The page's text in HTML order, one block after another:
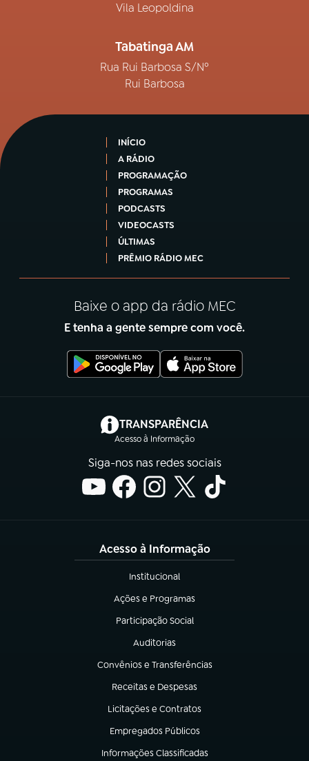
Vila Leopoldina
Tabatinga AM
Rua Rui Barbosa S/Nº
Rui Barbosa
INÍCIO
A RÁDIO
PROGRAMAÇÃO
PROGRAMAS
PODCASTS
VIDEOCASTS
ÚLTIMAS
PRÊMIO RÁDIO MEC
Baixe o app da rádio MEC
E tenha a gente sempre com você.
TRANSPARÊNCIA
Acesso à Informação
(abre em nova aba)
Siga-nos nas redes sociais
Acesso à Informação
Institucional
(abre em nova aba)
Ações e Programas
(abre em nova aba)
Participação Social
(abre em nova aba)
Auditorias
(abre em nova aba)
Convênios e Transferências
(abre em nova aba)
Receitas e Despesas
(abre em nova aba)
Licitações e Contratos
(abre em nova aba)
Empregados Públicos
(abre em nova aba)
Informações Classificadas
(abre em nova aba)